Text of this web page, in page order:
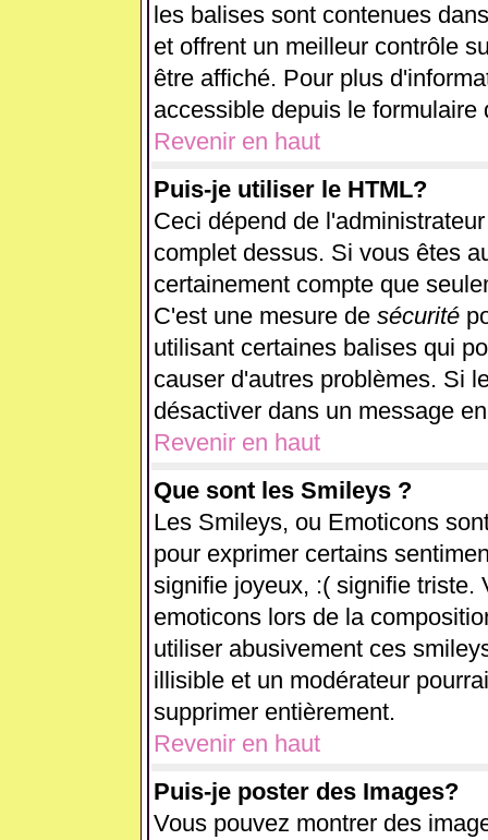
les balises sont contenues
et offrent un meilleur contrôle
être affiché. Pour plus
accessible depuis le formulaire
Revenir en haut
Puis-je utiliser le HTML?
Ceci dépend de
complet dessus. Si vous êtes
certainement compte que
C'est une mesure de sécurité
utilisant certaines balises qui
causer d'autres problèmes. Si
désactiver dans un message
Revenir en haut
Que sont les Smileys ?
Les Smileys, ou Emoticons
pour exprimer certains
signifie joyeux, :( signifie triste.
emoticons lors de la
utiliser abusivement ces
illisible et un modérateur
supprimer entièrement.
Revenir en haut
Puis-je poster des Images?
Vous pouvez montrer des